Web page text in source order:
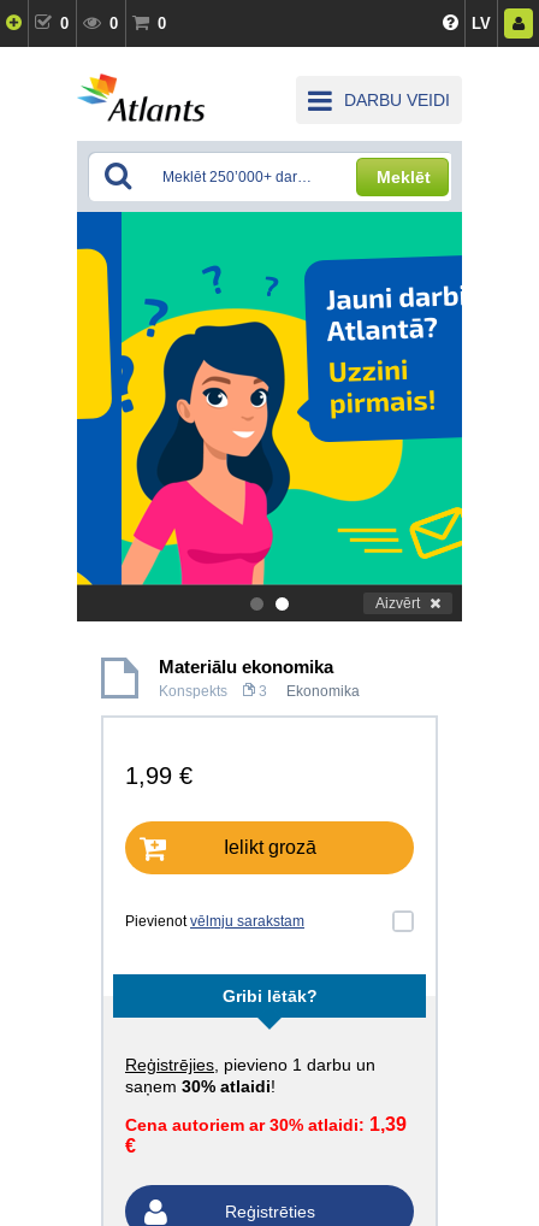
0 0 0 LV
DARBU VEIDI
Meklēt
. Aizvērt
Materiālu ekonomika
Konspekts 3 Ekonomika
1,99 €
Ielikt grozā
Pievienotvēlmju sarakstam
Gribi lētāk?
Reģistrējies , pievieno 1 darbu un
saņem 30% atlaidi!
Cena autoriem ar 30% atlaidi: 1,39
€
Reģistrēties